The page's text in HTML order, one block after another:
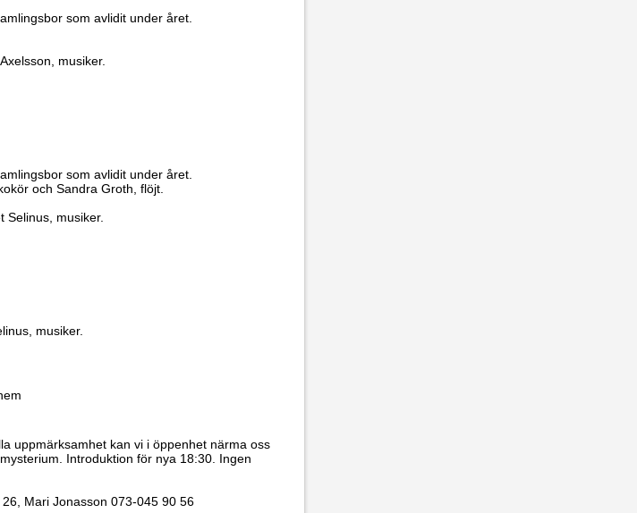
som avlidit under året.
musiker.
som avlidit under året.
och Sandra Groth, flöjt.
Selinus, musiker.
musiker.
uppmärksamhet kan vi i öppenhet närma oss
Introduktion för nya 18:30. Ingen
Mari Jonasson 073-045 90 56